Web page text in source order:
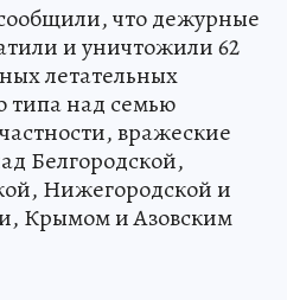
что дежурные
и уничтожили 62
летательных
типа над семью
вражеские
Белгородской,
Нижегородской и
Крымом и Азовским